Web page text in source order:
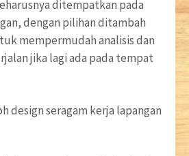
ditempatkan pada
dengan pilihan ditambah
mempermudah analisis dan
jika lagi ada pada tempat
design seragam kerja lapangan